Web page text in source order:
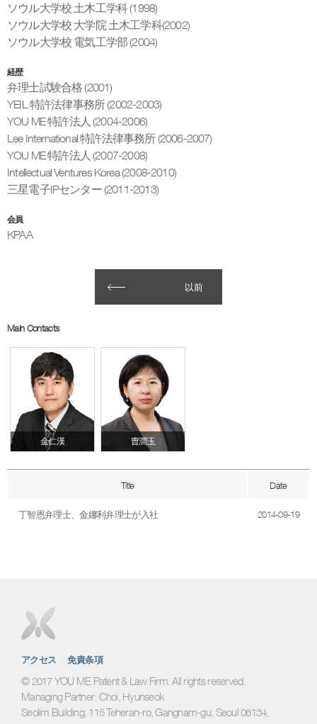
ソウル大学校 土木工学科 (1998)
ソウル大学校 大学院 土木工学科(2002)
ソウル大学校 電気工学部 (2004)
経歴
弁理士試験合格 (2001)
YEIL 特許法律事務所 (2002-2003)
YOU ME 特許法人 (2004-2006)
Lee International 特許法律事務所 (2006-2007)
YOU ME 特許法人 (2007-2008)
Intellectual Ventures Korea (2008-2010)
三星電子IPセンター (2011-2013)
会員
KPAA
以前
Main Contacts
金仁漢 曺潤玉
Title Date
丁智恩弁理士、金娜利弁理士が入社 2014-09-19
アクセス 免責条項
© 2017 YOU ME Patent & Law Firm. All rights reserved.
Managing Partner: Choi, Hyunseok
Seolim Building, 115 Teheran-ro, Gangnam-gu, Seoul 06134,